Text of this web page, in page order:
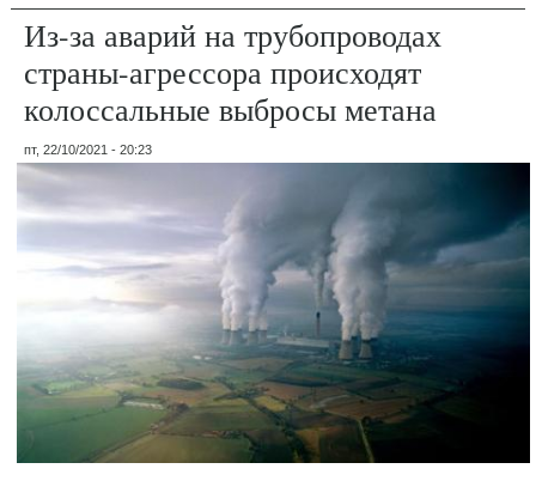
Из-за аварий на трубопроводах
страны-агрессора происходят
колоссальные выбросы метана
пт, 22/10/2021 - 20:23